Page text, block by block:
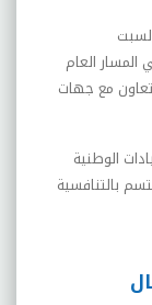
المسار العام
مع جهات
الوطنية
بالتنافسية